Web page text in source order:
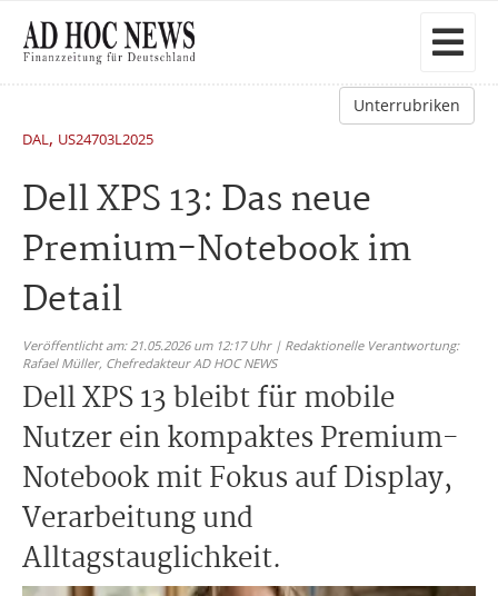
Unterrubriken
DAL, US24703L2025
Dell XPS 13: Das neue
Premium-Notebook im
Detail
Veröffentlicht am: 21.05.2026 um 12:17 Uhr | Redaktionelle Verantwortung:
Rafael Müller, Chefredakteur AD HOC NEWS
Dell XPS 13 bleibt für mobile
Nutzer ein kompaktes Premium-
Notebook mit Fokus auf Display,
Verarbeitung und
Alltagstauglichkeit.